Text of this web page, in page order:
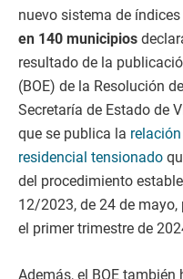
nuevo sistema de índices
en 140 municipios
resultado de la
(BOE) de la Resolución
Secretaría de Estado de
que se publica la
residencial tensionado
del procedimiento
12/2023, de 24 de mayo,
el primer trimestre de
Además, el BOE